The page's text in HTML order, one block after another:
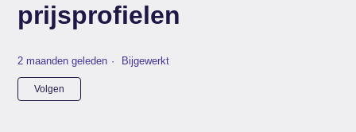
prijsprofielen
2 maanden geleden Bijgewerkt
Volgen